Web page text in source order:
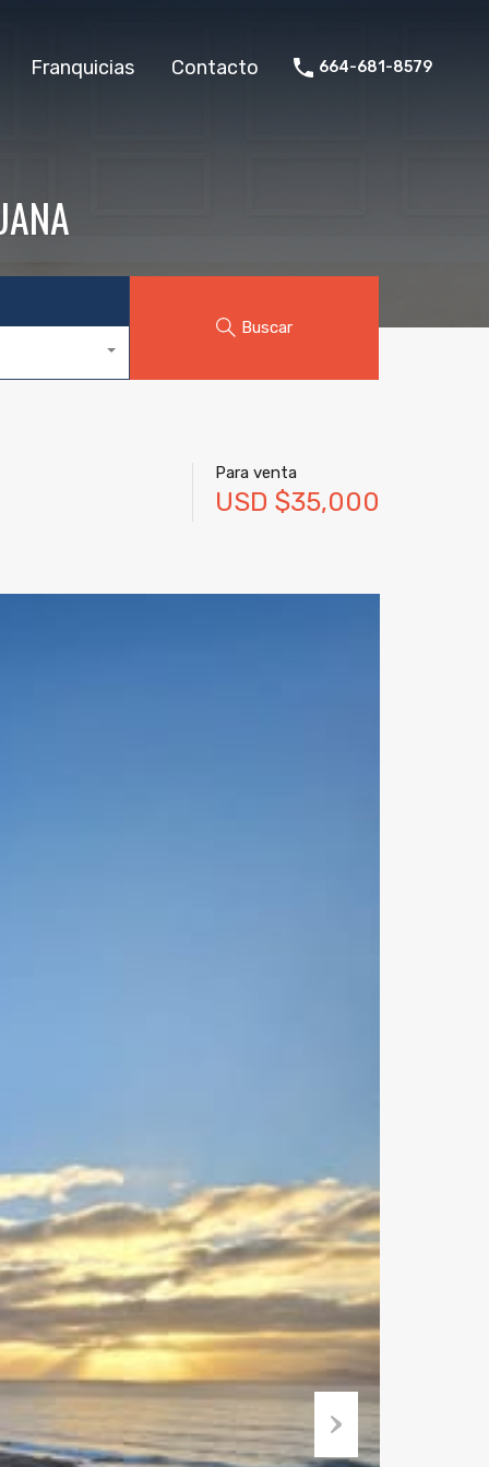
Franquicias Contacto 664-681-8579
Buscar
Para venta
USD $35,000